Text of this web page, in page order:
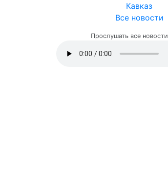
Кавказ
Все новости
Прослушать все новости